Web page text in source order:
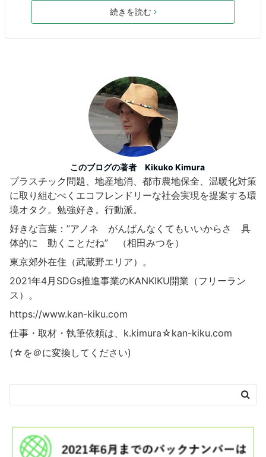
e er
e
n
続きを読む
このブログの著者 Kikuko Kimura
プラスチック問題、地産地消、都市農地保全、温暖化対策
に取り組むべくエコフレンドリーな社会実現を提案する環
境オタク。勉強好き。行動派。
好きな言葉：”アノネ がんばんなくてもいいからさ 具
体的に 動くことだね” （相田みつを）
東京郊外在住（武蔵野エリア）。
2021年4月SDGs推進事業のKANKIKU開業（フリーラン
ス）。
https://www.kan-kiku.com
仕事・取材・執筆依頼は、k.kimura☆kan-kiku.com
(☆を＠に変換してください)